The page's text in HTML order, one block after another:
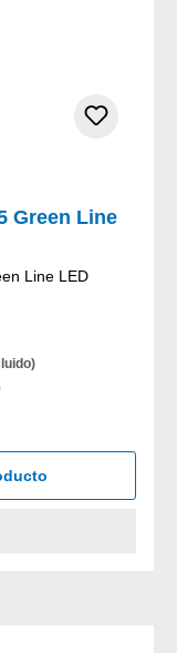
Green Line
Line LED